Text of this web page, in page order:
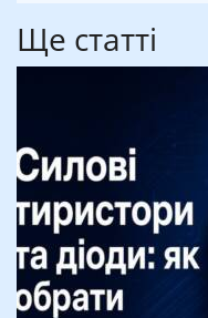
Ще статті